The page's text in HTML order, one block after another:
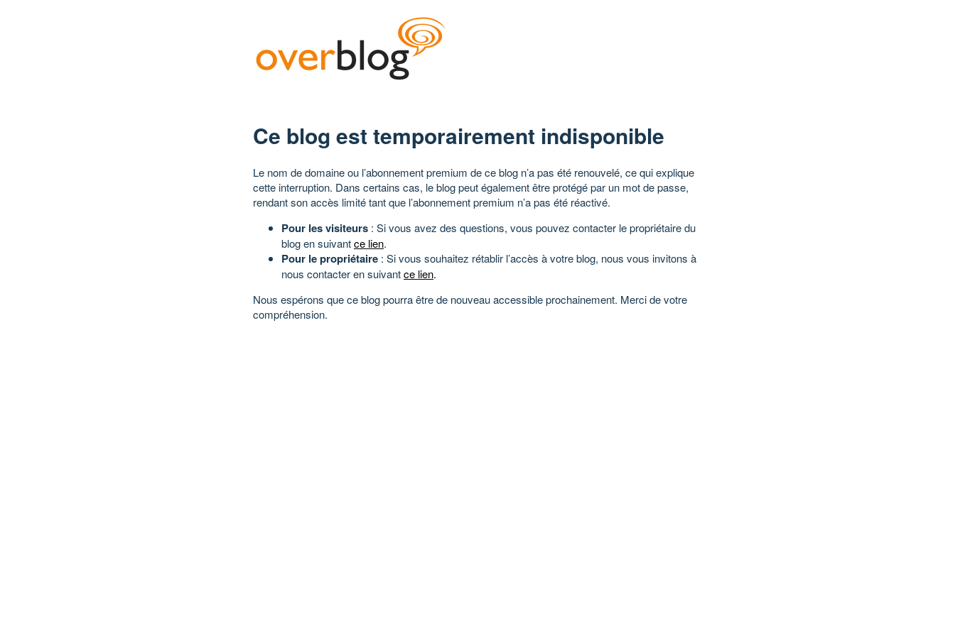
Ce blog est temporairement indisponible
Le nom de domaine ou l’abonnement premium de ce blog n’a pas été renouvelé, ce qui explique
cette interruption. Dans certains cas, le blog peut également être protégé par un mot de passe,
rendant son accès limité tant que l’abonnement premium n’a pas été réactivé.
Pour les visiteurs : Si vous avez des questions, vous pouvez contacter le propriétaire du
blog en suivantce lien.
Pour le propriétaire : Si vous souhaitez rétablir l’accès à votre blog, nous vous invitons à
nous contacter en suivantce lien.
Nous espérons que ce blog pourra être de nouveau accessible prochainement. Merci de votre
compréhension.